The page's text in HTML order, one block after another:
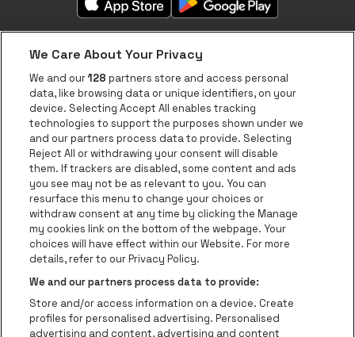
Over be•at
be•at App
be•at Tickets
be•at Business
Nieuws
Pers
Contact
Instagram
Facebook
Threads
TiktokYoutube
Be-At Venues
Schijnpoortweg 119, 2170 Antwerpen
We Care About Your Privacy
We and our128 partners store and access personal
data, like browsing data or unique identifiers, on your
device. Selecting Accept All enables tracking
technologies to support the purposes shown under we
and our partners process data to provide. Selecting
Reject All or withdrawing your consent will disable
them. If trackers are disabled, some content and ads
you see may not be as relevant to you. You can
resurface this menu to change your choices or
withdraw consent at any time by clicking the Manage
my cookies link on the bottom of the webpage. Your
choices will have effect within our Website. For more
details, refer to our Privacy Policy.
We and our partners process data to provide:
Store and/or access information on a device. Create
profiles for personalised advertising. Personalised
advertising and content, advertising and content